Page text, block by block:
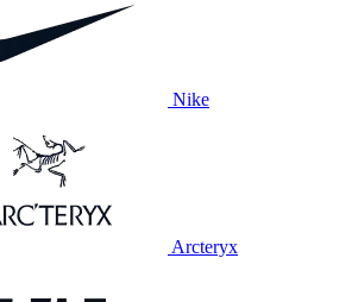
Nike
Arcteryx